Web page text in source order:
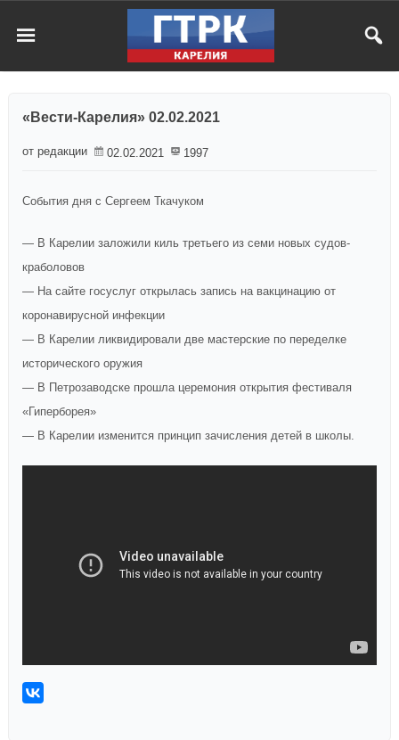
«Вести-Карелия» 02.02.2021
от редакции 02.02.2021 1997
События дня с Сергеем Ткачуком
— В Карелии заложили киль третьего из семи новых судов-
краболовов
— На сайте госуслуг открылась запись на вакцинацию от
коронавирусной инфекции
— В Карелии ликвидировали две мастерские по переделке
исторического оружия
— В Петрозаводске прошла церемония открытия фестиваля
«Гиперборея»
— В Карелии изменится принцип зачисления детей в школы.